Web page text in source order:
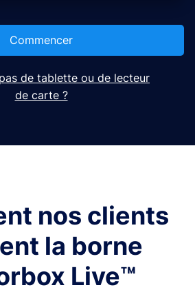
Commencer
de tablette ou de lecteur
de carte ?
nos clients
la borne
Live™